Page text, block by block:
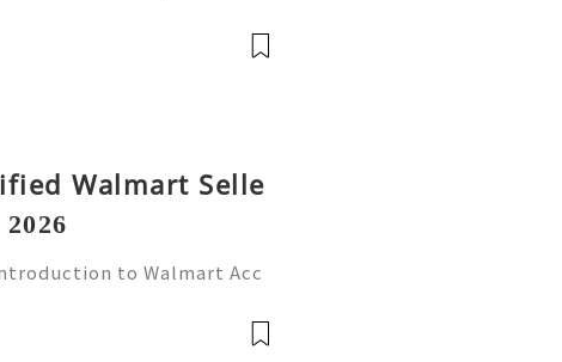
player in this arena, provi
Walmart Selle
to Walmart Acc
Walmart stands out as one